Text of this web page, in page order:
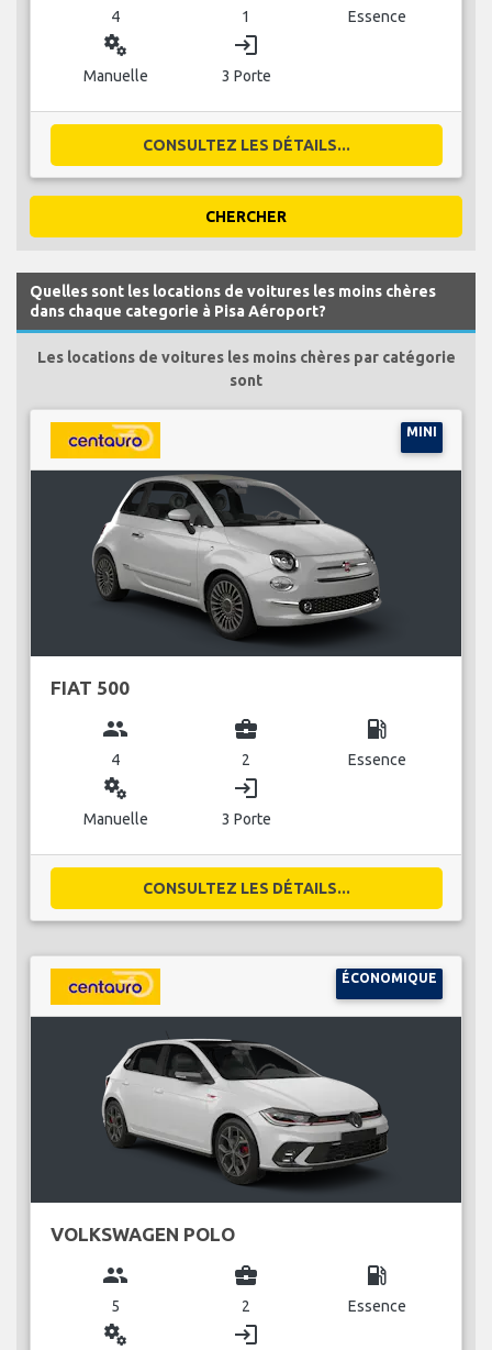
4 1 Essence
miscellaneous_services
Manuelle
login
3 Porte
CONSULTEZ LES DÉTAILS...
CHERCHER
Quelles sont les locations de voitures les moins chères
dans chaque categorie à Pisa Aéroport?
Les locations de voitures les moins chères par catégorie
sont
MINI
FIAT 500
group
4
business_center
2
local_gas_station
Essence
miscellaneous_services
Manuelle
login
3 Porte
CONSULTEZ LES DÉTAILS...
ÉCONOMIQUE
VOLKSWAGEN POLO
group
5
business_center
2
local_gas_station
Essence
miscellaneous_services login